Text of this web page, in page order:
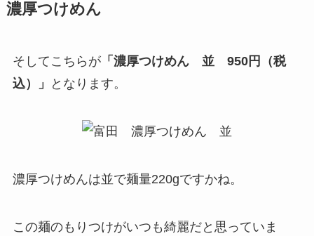
濃厚つけめん
そしてこちらが「濃厚つけめん 並 950円（税
込）」
となります。
濃厚つけめんは並で麺量220gですかね。
この麺のもりつけがいつも綺麗だと思っていま